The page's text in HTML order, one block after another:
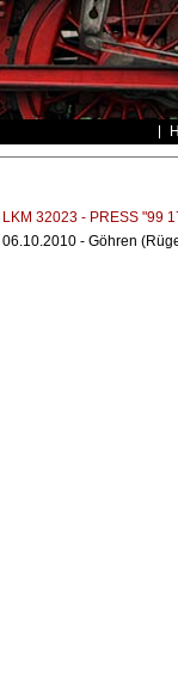
LKM 32023 - PRESS "99
06.10.2010 - Göhren